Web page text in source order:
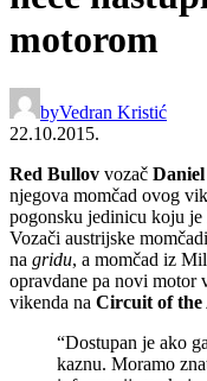
motorom
byVedran Kristić
22.10.2015.
Red Bullov vozač
njegova momčad ovog
pogonsku jedinicu koju je
Vozači austrijske
na gridu, a momčad iz
opravdane pa novi motor
vikenda na Circuit of the
“Dostupan je ako
kaznu. Moramo